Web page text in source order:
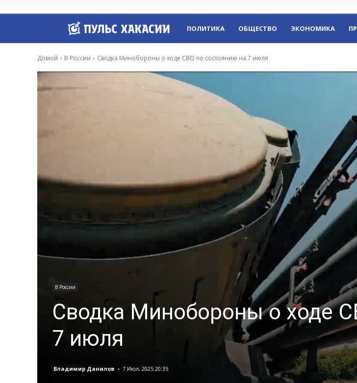
Пульс
Хакасии
ПОЛИТИКА ОБЩЕСТВО ЭКОНОМИКА
Домой В России Сводка Минобороны о ходе СВО по состоянию на 7 июля
В России
Сводка Минобороны о ходе
7 июля
Владимир Данилов - 7 Июл, 2025 20:35